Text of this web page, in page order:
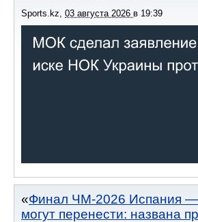
Sports.kz, 03 августа 2026 в 19:39
Финал ЧМ-2026 Испания —
могут перенести: названа